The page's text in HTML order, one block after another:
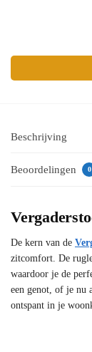
Beschrijving
Beoordelingen 0
De kern van de
zitcomfort. De
waardoor je de
een genot, of je nu
ontspant in je